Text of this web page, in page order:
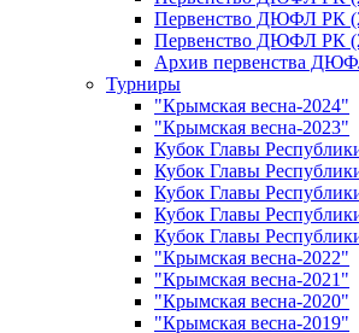
Первенство ДЮФЛ РК
Первенство ДЮФЛ РК
Архив первенства
Турниры
"Крымская весна-2024"
"Крымская весна-2023"
Кубок Главы
Кубок Главы
Кубок Главы
Кубок Главы
Кубок Главы
"Крымская весна-2022"
"Крымская весна-2021"
"Крымская весна-2020"
"Крымская весна-2019"